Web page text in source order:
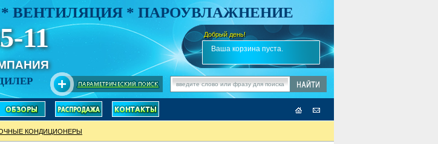
ВЕНТИЛЯЦИЯ * ПАРОУВЛАЖНЕНИЕ
11
Добрый день!
✎Ваша корзина пуста.
КОНДИЦИОНЕРЫ